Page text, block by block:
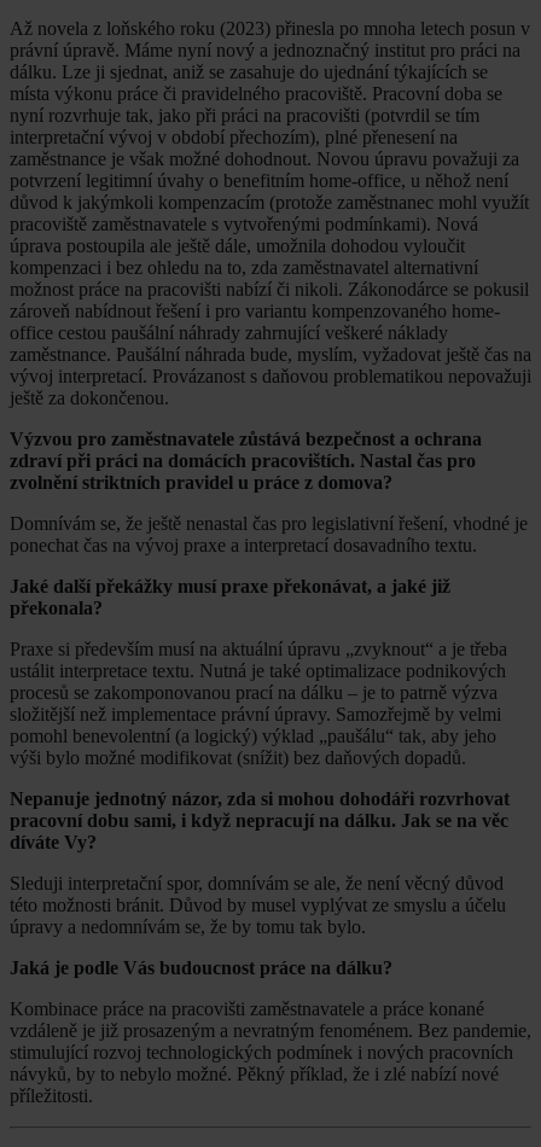
Až novela z loňského roku (2023) přinesla po mnoha letech posun v
právní úpravě. Máme nyní nový a jednoznačný institut pro práci na
dálku. Lze ji sjednat, aniž se zasahuje do ujednání týkajících se
místa výkonu práce či pravidelného pracoviště. Pracovní doba se
nyní rozvrhuje tak, jako při práci na pracovišti (potvrdil se tím
interpretační vývoj v období přechozím), plné přenesení na
zaměstnance je však možné dohodnout. Novou úpravu považuji za
potvrzení legitimní úvahy o benefitním home-office, u něhož není
důvod k jakýmkoli kompenzacím (protože zaměstnanec mohl využít
pracoviště zaměstnavatele s vytvořenými podmínkami). Nová
úprava postoupila ale ještě dále, umožnila dohodou vyloučit
kompenzaci i bez ohledu na to, zda zaměstnavatel alternativní
možnost práce na pracovišti nabízí či nikoli. Zákonodárce se pokusil
zároveň nabídnout řešení i pro variantu kompenzovaného home-
office cestou paušální náhrady zahrnující veškeré náklady
zaměstnance. Paušální náhrada bude, myslím, vyžadovat ještě čas na
vývoj interpretací. Provázanost s daňovou problematikou nepovažuji
ještě za dokončenou.
Výzvou pro zaměstnavatele zůstává bezpečnost a ochrana
zdraví při práci na domácích pracovištích. Nastal čas pro
zvolnění striktních pravidel u práce z domova?
Domnívám se, že ještě nenastal čas pro legislativní řešení, vhodné je
ponechat čas na vývoj praxe a interpretací dosavadního textu.
Jaké další překážky musí praxe překonávat, a jaké již
překonala?
Praxe si především musí na aktuální úpravu „zvyknout“ a je třeba
ustálit interpretace textu. Nutná je také optimalizace podnikových
procesů se zakomponovanou prací na dálku – je to patrně výzva
složitější než implementace právní úpravy. Samozřejmě by velmi
pomohl benevolentní (a logický) výklad „paušálu“ tak, aby jeho
výši bylo možné modifikovat (snížit) bez daňových dopadů.
Nepanuje jednotný názor, zda si mohou dohodáři rozvrhovat
pracovní dobu sami, i když nepracují na dálku. Jak se na věc
díváte Vy?
Sleduji interpretační spor, domnívám se ale, že není věcný důvod
této možnosti bránit. Důvod by musel vyplývat ze smyslu a účelu
úpravy a nedomnívám se, že by tomu tak bylo.
Jaká je podle Vás budoucnost práce na dálku?
Kombinace práce na pracovišti zaměstnavatele a práce konané
vzdáleně je již prosazeným a nevratným fenoménem. Bez pandemie,
stimulující rozvoj technologických podmínek i nových pracovních
návyků, by to nebylo možné. Pěkný příklad, že i zlé nabízí nové
příležitosti.